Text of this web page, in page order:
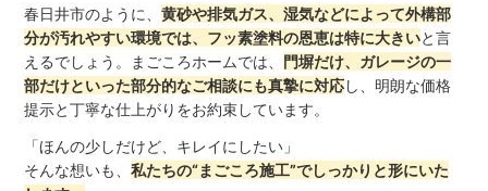
春日井市のように、黄砂や排気ガス、湿気などによって外構部
分が汚れやすい環境では、フッ素塗料の恩恵は特に大きいと言
えるでしょう。まごころホームでは、 門塀だけ、ガレージの一
部だけといった部分的なご相談にも真摯に対応し、明朗な価格
提示と丁寧な仕上がりをお約束しています。
「ほんの少しだけど、キレイにしたい」
そんな想いも、私たちの“まごころ施工”でしっかりと形にいた